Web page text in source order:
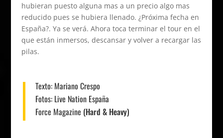
hubieran puesto alguna mas a un precio algo mas
reducido pues se hubiera llenado. ¿Próxima fecha en
España?. Ya se verá. Ahora toca terminar el tour en el
que están inmersos, descansar y volver a recargar las
pilas.
Texto: Mariano Crespo
Fotos: Live Nation España
Force Magazine (Hard & Heavy)